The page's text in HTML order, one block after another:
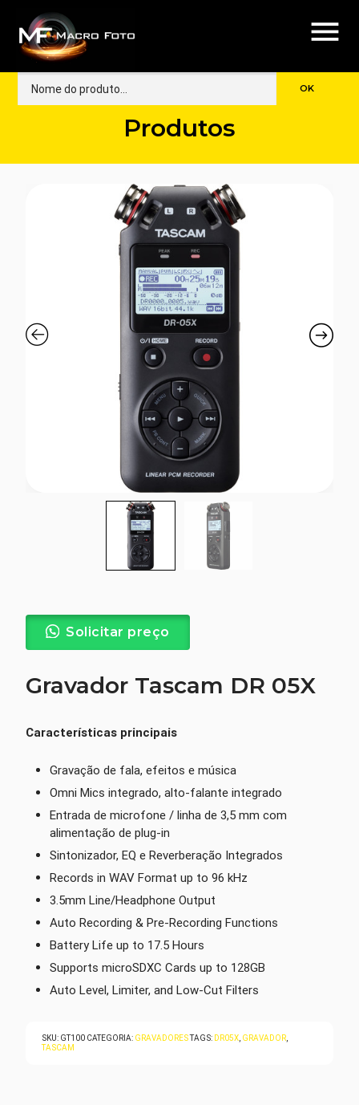
menu
Produtos
Solicitar preço
Gravador Tascam DR 05X
Características principais
Gravação de fala, efeitos e música
Omni Mics integrado, alto-falante integrado
Entrada de microfone / linha de 3,5 mm com
alimentação de plug-in
Sintonizador, EQ e Reverberação Integrados
Records in WAV Format up to 96 kHz
3.5mm Line/Headphone Output
Auto Recording & Pre-Recording Functions
Battery Life up to 17.5 Hours
Supports microSDXC Cards up to 128GB
Auto Level, Limiter, and Low-Cut Filters
SKU: GT100 CATEGORIA: GRAVADORESTAGS: DR05X, GRAVADOR,
TASCAM